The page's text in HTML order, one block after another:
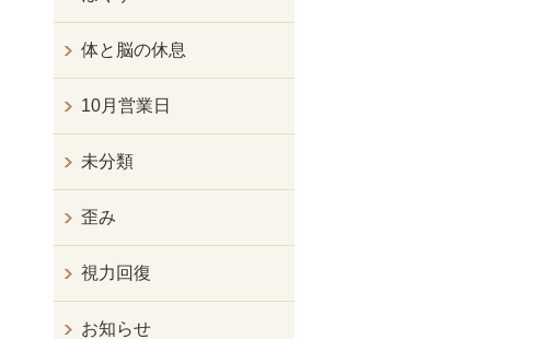
体と脳の休息
10月営業日
未分類
歪み
視力回復
お知らせ